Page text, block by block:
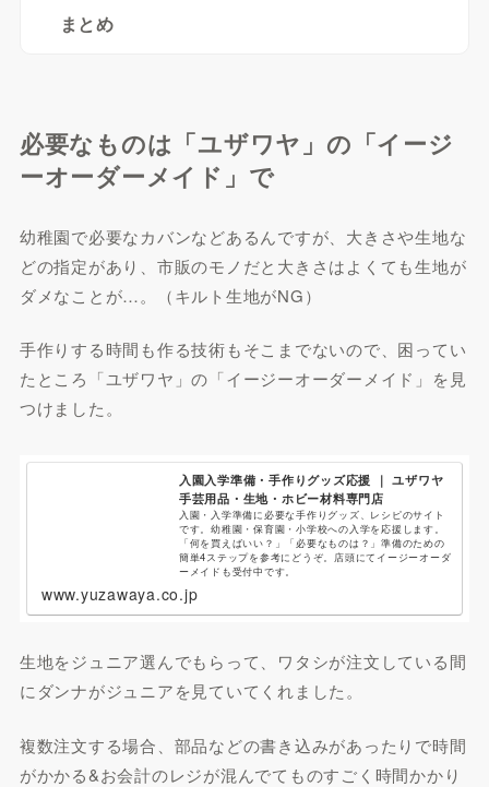
まとめ
必要なものは「ユザワヤ」の「イージ
ーオーダーメイド」で
幼稚園で必要なカバンなどあるんですが、大きさや生地な
どの指定があり、市販のモノだと大きさはよくても生地が
ダメなことが…。（キルト生地がNG）
手作りする時間も作る技術もそこまでないので、困ってい
たところ「ユザワヤ」の「イージーオーダーメイド」を見
つけました。
入園入学準備・手作りグッズ応援 ｜ ユザワヤ
手芸用品・生地・ホビー材料専門店
入園・入学準備に必要な手作りグッズ、レシピのサイト
です。幼稚園・保育園・小学校への入学を応援します。
「何を買えばいい？」「必要なものは？」準備のための
簡単4ステップを参考にどうぞ。店頭にてイージーオーダ
ーメイドも受付中です。
www.yuzawaya.co.jp
生地をジュニア選んでもらって、ワタシが注文している間
にダンナがジュニアを見ていてくれました。
複数注文する場合、部品などの書き込みがあったりで時間
がかかる&お会計のレジが混んでてものすごく時間かかり